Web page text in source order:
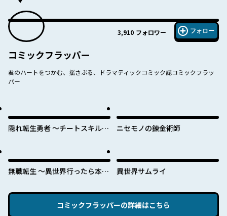
3,910 フォロワー フォロー
コミックフラッパー
君のハートをつかむ、揺さぶる、ドラマティックコミック誌コミックフラッ
パー
隠れ転生勇者 ～チートスキルと
ニセモノの錬金術師
無職転生 ～異世界行ったら本気
異世界サムライ
コミックフラッパーの詳細はこちら